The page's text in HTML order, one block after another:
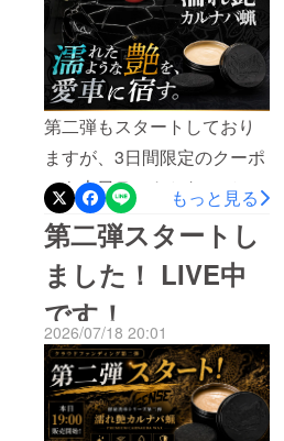
撥水を守る。約4年間、
YouTubeで発信し続けてき
た「徹底洗車」の集大成で
す。⸻発売記念 LIVE配
信決定！7月25日（土）
18:45〜YouTube LIVEに
て、第3弾開発秘話グラフェ
ンコートの特徴第1弾・第2
弾との組み合わせおすすめ
施工手順視聴者様からの質
問コーナーなど、たっぷり
お話しします！⸻期間
限定！7月25日（土）〜7月
27日（月）23:59まで全リ
第二弾もスタートしており
ますが、3日間限定のクーポ
ンも本日ラストとなってお
ります！是非ご使用くださ
い！7/18〜7/20限定5%OFF
クーポン
もっと見る
第二弾スタートし
ました！ LIVE中
です！
2026/07/18 20:01